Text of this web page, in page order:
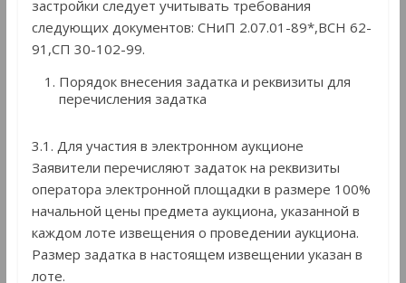
застройки следует учитывать требования
следующих документов: СНиП 2.07.01-89*,ВСН 62-
91,СП 30-102-99.
Порядок внесения задатка и реквизиты для
перечисления задатка
3.1. Для участия в электронном аукционе
Заявители перечисляют задаток на реквизиты
оператора электронной площадки в размере 100%
начальной цены предмета аукциона, указанной в
каждом лоте извещения о проведении аукциона.
Размер задатка в настоящем извещении указан в
лоте.